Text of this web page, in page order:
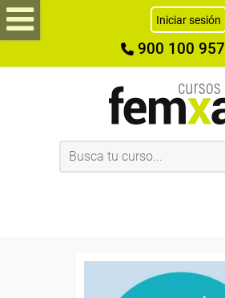
Iniciar sesión
900 100 957